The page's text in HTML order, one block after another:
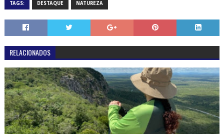
TAGS: DESTAQUE NATUREZA
RELACIONADOS